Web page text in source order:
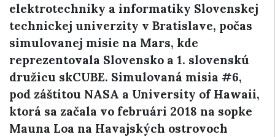
elektrotechniky a informatiky Slovenskej
technickej univerzity v Bratislave, počas
simulovanej misie na Mars, kde
reprezentovala Slovensko a 1. slovenskú
družicu skCUBE. Simulovaná misia #6,
pod záštitou NASA a University of Hawaii,
ktorá sa začala vo februári 2018 na sopke
Mauna Loa na Havajských ostrovoch